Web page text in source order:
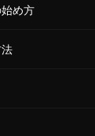
め方